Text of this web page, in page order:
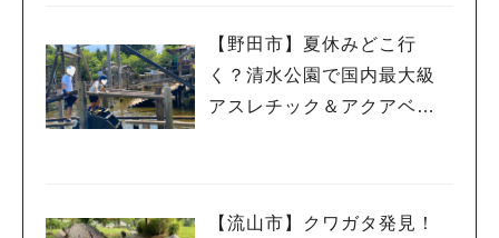
【野田市】夏休みどこ行
く？清水公園で国内最大級
アスレチック＆アクアベン
【流山市】クワガタ発見！